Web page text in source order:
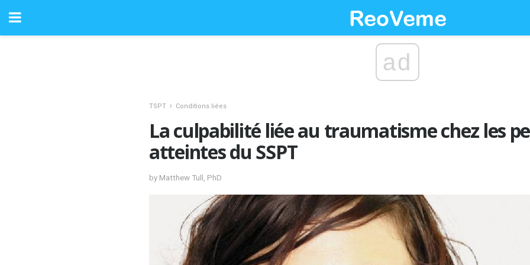
ad
TSPT Conditions liées
La culpabilité liée au traumatisme chez les
atteintes du SSPT
by Matthew Tull, PhD